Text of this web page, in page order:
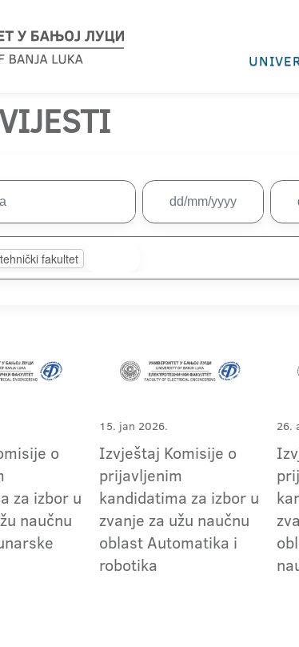
fakultet
o
za izbor u
naučnu
15. jan 2026.
Izvještaj Komisije o
prijavljenim
kandidatima za izbor u
zvanje za užu naučnu
oblast Automatika i
robotika
26.